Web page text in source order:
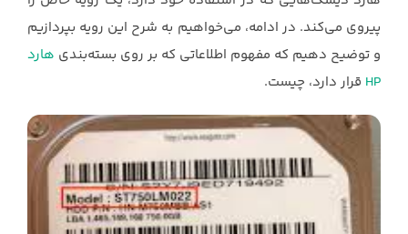
پیروی می‌کند. در ادامه، می‌خواهیم به شرح این رویه بپردازیم
و توضیح دهیم که ‏مفهوم اطلاعاتی که بر روی بسته‌بندی هارد
HP قرار دارد، چیست.‏